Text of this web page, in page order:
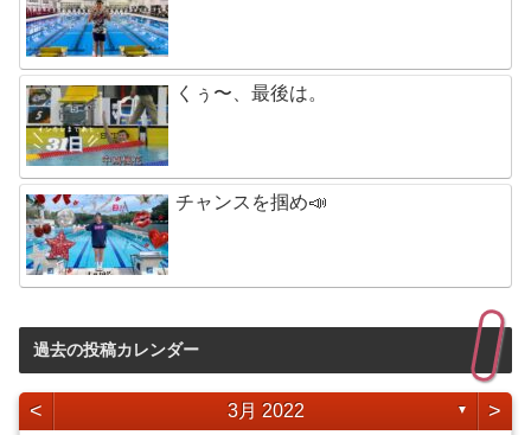
くぅ〜、最後は。
チャンスを掴め📣
過去の投稿カレンダー
< 3月 2022 ▼ >